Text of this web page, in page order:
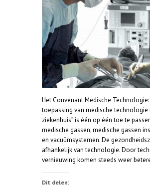
Het Convenant Medische Technologie:
toepassing van medische technologie
ziekenhuis” is één op één toe te
medische gassen, medische gassen
en vacuümsystemen. De
afhankelijk van technologie. Door
vernieuwing komen steeds weer
Dit delen: